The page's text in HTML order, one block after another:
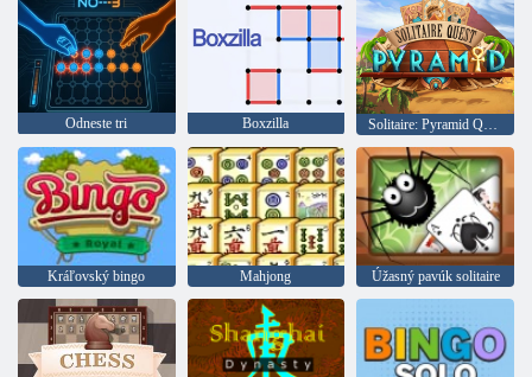
Odneste tri Boxzilla Solitaire: Pyramid Quest
Kráľovský bingo Mahjong Úžasný pavúk solitaire